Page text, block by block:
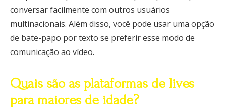
conversar facilmente com outros usuários
multinacionais. Além disso, você pode usar uma opção
de bate-papo por texto se preferir esse modo de
comunicação ao vídeo.
Quais são as plataformas de lives
para maiores de idade?